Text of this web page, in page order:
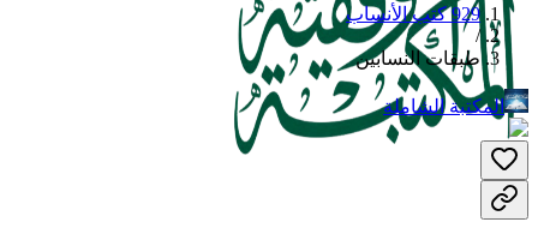
929 كتب الأنساب
/
طبقات النسابين
المكتبة الشاملة